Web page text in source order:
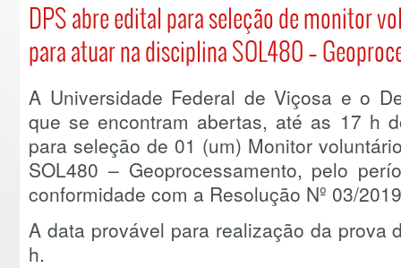
DPS abre edital para seleção de monitor
para atuar na disciplina SOL480 –
A Universidade Federal de Viçosa e o
que se encontram abertas, até as 17 h
para seleção de 01 (um) Monitor
SOL480 – Geoprocessamento, pelo
conformidade com a Resolução Nº 03/
A data provável para realização da prova
h.